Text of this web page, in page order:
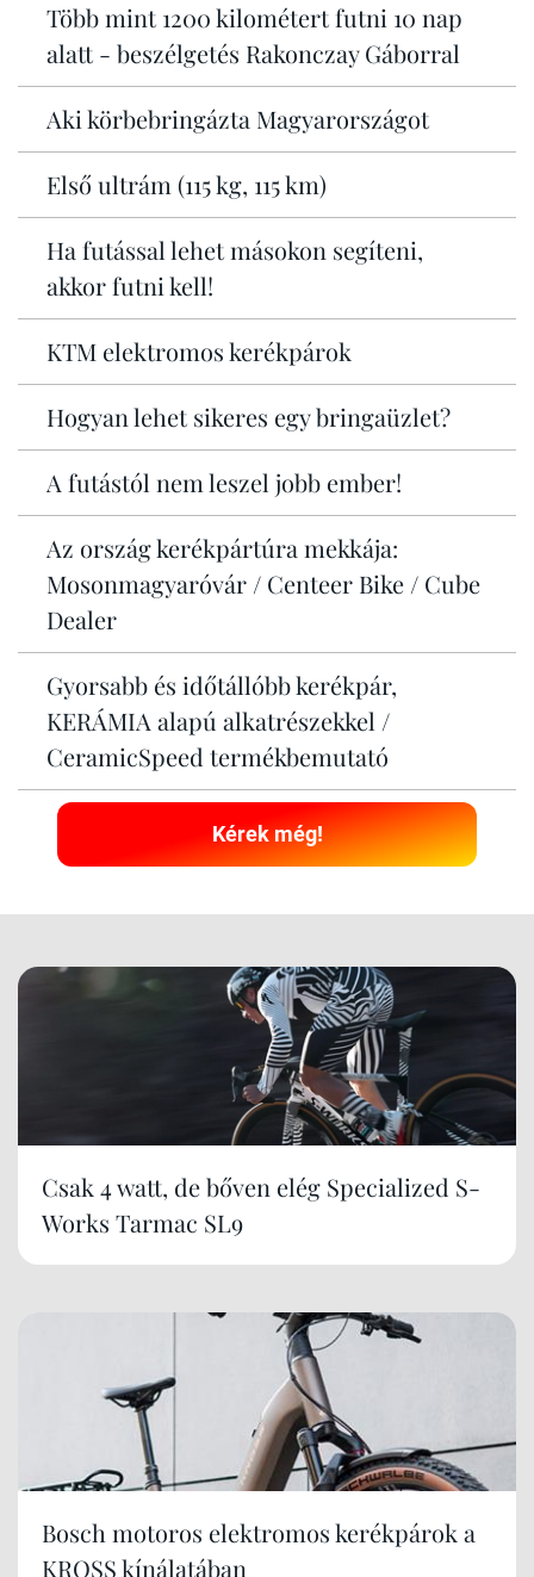
Több mint 1200 kilométert futni 10 nap
alatt - beszélgetés Rakonczay Gáborral
Aki körbebringázta Magyarországot
Első ultrám (115 kg, 115 km)
Ha futással lehet másokon segíteni,
akkor futni kell!
KTM elektromos kerékpárok
Hogyan lehet sikeres egy bringaüzlet?
A futástól nem leszel jobb ember!
Az ország kerékpártúra mekkája:
Mosonmagyaróvár / Centeer Bike / Cube
Dealer
Gyorsabb és időtállóbb kerékpár,
KERÁMIA alapú alkatrészekkel /
CeramicSpeed termékbemutató
Kérek még!
Csak 4 watt, de bőven elég Specialized S-
Works Tarmac SL9
Bosch motoros elektromos kerékpárok a
KROSS kínálatában